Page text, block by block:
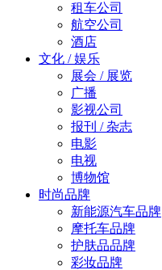
租车公司
航空公司
酒店
文化 / 娱乐
展会 / 展览
广播
影视公司
报刊 / 杂志
电影
电视
博物馆
时尚品牌
新能源汽车品牌
摩托车品牌
护肤品品牌
彩妆品牌